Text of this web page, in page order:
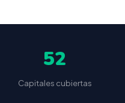
52
Capitales cubiertas